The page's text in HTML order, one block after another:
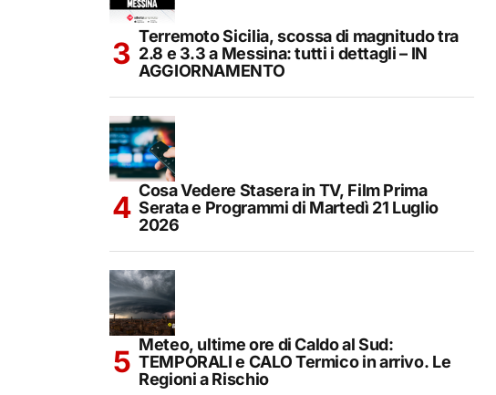
Terremoto Sicilia, scossa di magnitudo tra
2.8 e 3.3 a Messina: tutti i dettagli – IN
AGGIORNAMENTO
Cosa Vedere Stasera in TV, Film Prima
Serata e Programmi di Martedì 21 Luglio
2026
Meteo, ultime ore di Caldo al Sud:
TEMPORALI e CALO Termico in arrivo. Le
Regioni a Rischio